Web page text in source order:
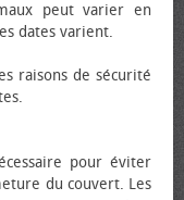
peut varier en
dates varient.
raisons de sécurité
pour éviter
du couvert. Les